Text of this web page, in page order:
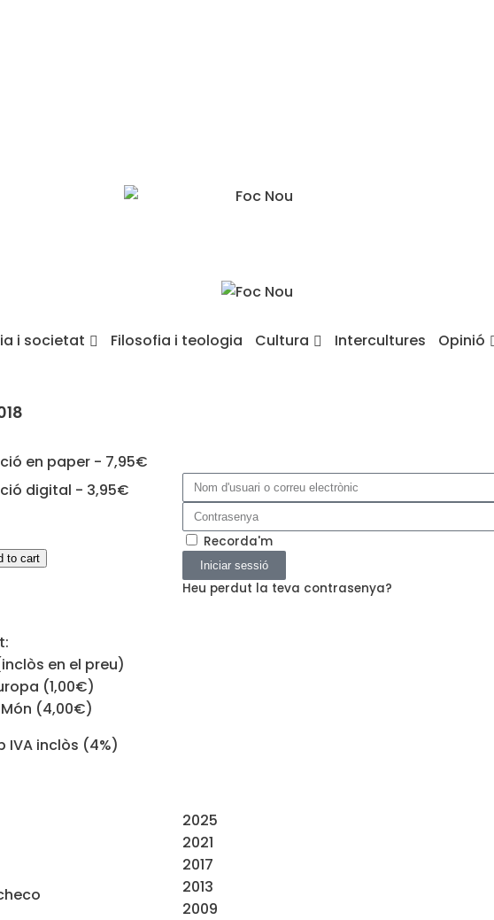
i societat Filosofia i teologia Cultura Intercultures Opinió
en paper - 7,95€
digital - 3,95€
to cart
en el preu)
(1,00€)
(4,00€)
IVA inclòs (4%)
Recorda'm
Iniciar sessió
Heu perdut la teva contrasenya?
2025
2021
2017
2013
2009